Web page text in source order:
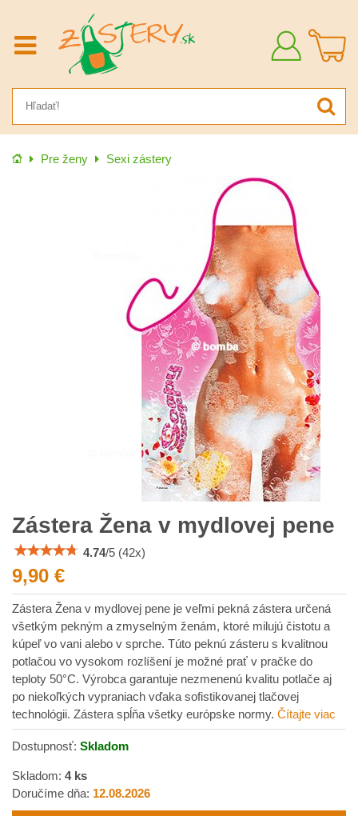
Prihlásiť
Úvod Pre ženy Sexi zástery
Zástera Žena v mydlovej pene
4.74/5 (42x)
9,90 €
Zástera Žena v mydlovej pene je veľmi pekná zástera určená
všetkým pekným a zmyselným ženám, ktoré milujú čistotu a
kúpeľ vo vani alebo v sprche. Túto peknú zásteru s kvalitnou
potlačou vo vysokom rozlíšení je možné prať v pračke do
teploty 50°C. Výrobca garantuje nezmenenú kvalitu potlače aj
po niekoľkých vypraniach vďaka sofistikovanej tlačovej
technológii. Zástera spĺňa všetky európske normy. Čítajte viac
Dostupnosť: Skladom
Skladom: 4ks
Doručíme dňa: 12.08.2026